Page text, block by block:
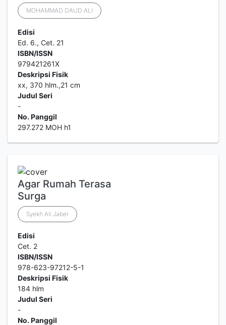
MOHAMMAD DAUD ALI
Edisi
Ed. 6., Cet. 21
ISBN/ISSN
979421261X
Deskripsi Fisik
xx, 370 hlm.,21 cm
Judul Seri
-
No. Panggil
297.272 MOH h1
Agar Rumah Terasa
Surga
Syekh Ali Jaber
Edisi
Cet. 2
ISBN/ISSN
978-623-97212-5-1
Deskripsi Fisik
184 hlm
Judul Seri
-
No. Panggil